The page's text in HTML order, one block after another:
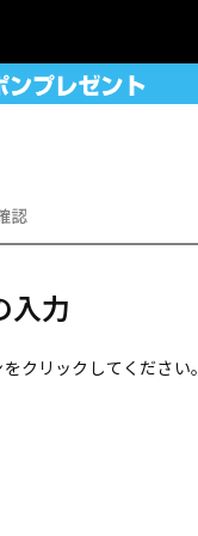
認
入力
クリックしてください。